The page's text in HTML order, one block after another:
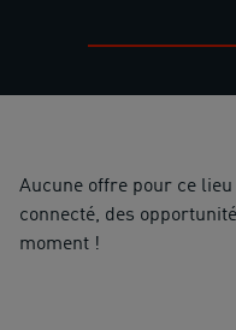
Aucune offre pour ce
connecté, des
moment !